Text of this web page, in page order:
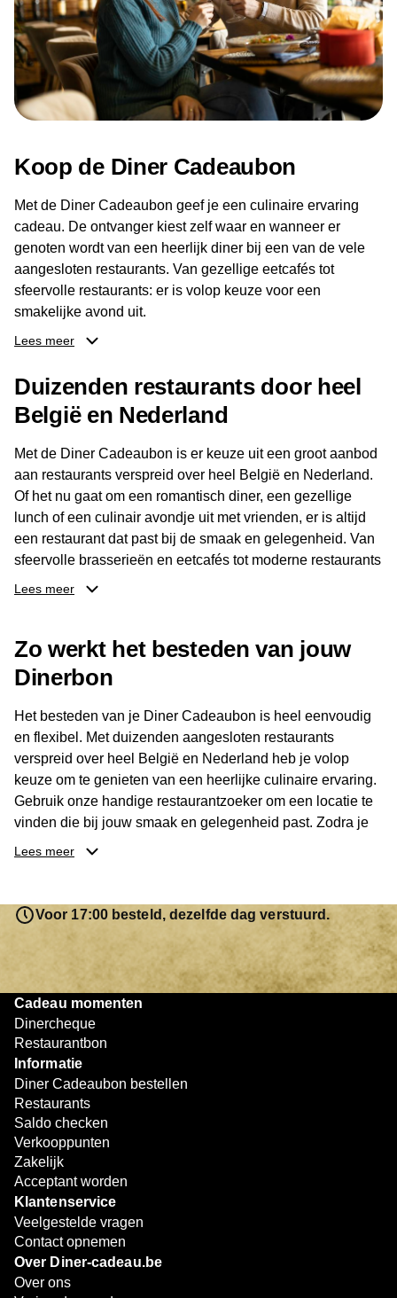
Koop de Diner Cadeaubon
Met de Diner Cadeaubon geef je een culinaire ervaring
cadeau. De ontvanger kiest zelf waar en wanneer er
genoten wordt van een heerlijk diner bij een van de vele
aangesloten restaurants. Van gezellige eetcafés tot
sfeervolle restaurants: er is volop keuze voor een
smakelijke avond uit.
ontvanger eenvoudig een locatie kiezen die past bij de
smaak en gelegenheid. Zo geeft de Diner Cadeaubon niet
alleen een diner, maar ook een gezellig moment om
Lees meer
Duizenden restaurants door heel
België en Nederland
Met de Diner Cadeaubon is er keuze uit een groot aanbod
aan restaurants verspreid over heel België en Nederland.
Of het nu gaat om een romantisch diner, een gezellige
lunch of een culinair avondje uit met vrienden, er is altijd
een restaurant dat past bij de smaak en gelegenheid. Van
sfeervolle brasserieën en eetcafés tot moderne restaurants
en gastronomische locaties: er is voor ieder wat wils.
buurt, bijvoorbeeld in Brussel, Antwerpen, Gent of Brugge.
De ontvanger kiest zelf waar en wanneer er wordt genoten
van deze culinaire ervaring. Zo is de Diner Cadeaubon
niet alleen een diner, maar een bijzondere belevenis.
Lees meer
Zo werkt het besteden van jouw
Dinerbon
Het besteden van je Diner Cadeaubon is heel eenvoudig
en flexibel. Met duizenden aangesloten restaurants
verspreid over heel België en Nederland heb je volop
keuze om te genieten van een heerlijke culinaire ervaring.
Gebruik onze handige restaurantzoeker om een locatie te
vinden die bij jouw smaak en gelegenheid past. Zodra je
je keuze hebt gemaakt, kun je eenvoudig reserveren en na
resterende bedrag blijft gewoon op de bon staan en kan
later worden gebruikt. Zo geniet je keer op keer van
bijzondere eetmomenten.
Lees meer
Voor 17:00 besteld, dezelfde dag verstuurd.
Cadeau momenten
Dinercheque
Restaurantbon
Informatie
Diner Cadeaubon bestellen
Restaurants
Saldo checken
Verkooppunten
Zakelijk
Acceptant worden
Klantenservice
Veelgestelde vragen
Contact opnemen
Over Diner-cadeau.be
Over ons